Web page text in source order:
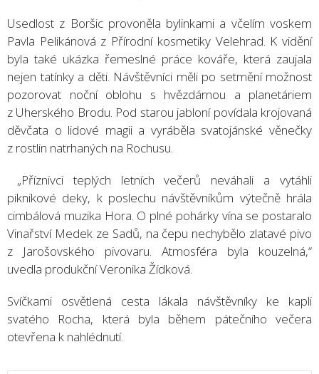
Usedlost z Boršic provoněla bylinkami a včelím voskem
Pavla Pelikánová z Přírodní kosmetiky Velehrad. K vidění
byla také ukázka řemeslné práce kováře, která zaujala
nejen tatínky a děti. Návštěvníci měli po setmění možnost
pozorovat noční oblohu s hvězdárnou a planetáriem
z Uherského Brodu. Pod starou jabloní povídala krojovaná
děvčata o lidové magii a vyráběla svatojánské věnečky
z rostlin natrhaných na Rochusu.
„Příznivci teplých letních večerů neváhali a vytáhli
piknikové deky, k poslechu návštěvníkům výtečně hrála
cimbálová muzika Hora. O plné pohárky vína se postaralo
Vinařství Medek ze Sadů, na čepu nechybělo zlatavé pivo
z Jarošovského pivovaru. Atmosféra byla kouzelná,“
uvedla produkční Veronika Žídková.
Svíčkami osvětlená cesta lákala návštěvníky ke kapli
svatého Rocha, která byla během pátečního večera
otevřena k nahlédnutí.